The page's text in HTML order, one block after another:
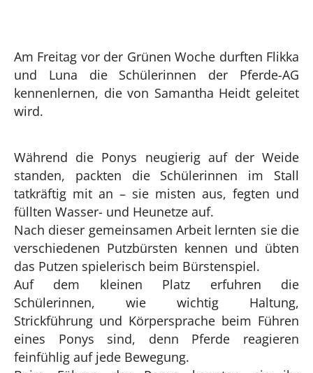
Am Freitag vor der Grünen Woche durften Flikka
und Luna die Schülerinnen der Pferde-AG
kennenlernen, die von Samantha Heidt geleitet
wird.
Während die Ponys neugierig auf der Weide
standen, packten die Schülerinnen im Stall
tatkräftig mit an – sie misten aus, fegten und
füllten Wasser- und Heunetze auf.
Nach dieser gemeinsamen Arbeit lernten sie die
verschiedenen Putzbürsten kennen und übten
das Putzen spielerisch beim Bürstenspiel.
Auf dem kleinen Platz erfuhren die
Schülerinnen, wie wichtig Haltung,
Strickführung und Körpersprache beim Führen
eines Ponys sind, denn Pferde reagieren
feinfühlig auf jede Bewegung.